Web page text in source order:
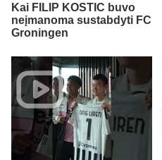
Kai FILIP KOSTIC buvo
neįmanoma sustabdyti FC
Groningen